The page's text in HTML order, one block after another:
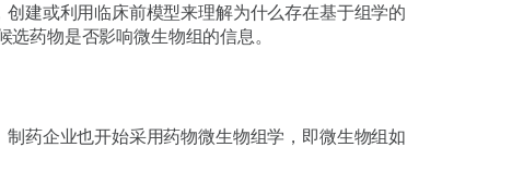
建或利用临床前模型来理解为什么存在基于组学的
药物是否影响微生物组的信息。
药企业也开始采用药物微生物组学，即微生物组如